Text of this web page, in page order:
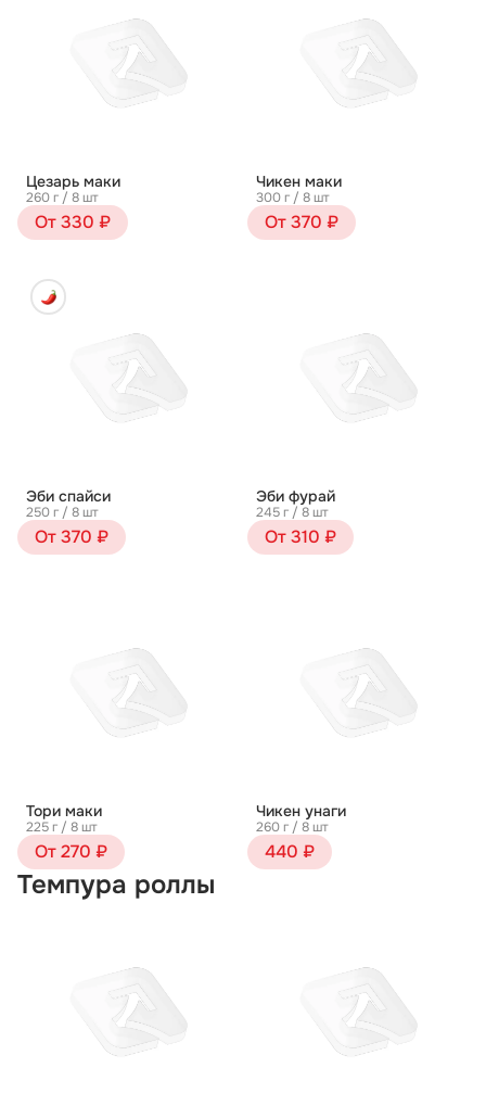
Цезарь маки
260 г / 8 шт
От 330 ₽
Чикен маки
300 г / 8 шт
От 370 ₽
Эби спайси
250 г / 8 шт
От 370 ₽
Эби фурай
245 г / 8 шт
От 310 ₽
Тори маки
225 г / 8 шт
От 270 ₽
Чикен унаги
260 г / 8 шт
440 ₽
Темпура роллы